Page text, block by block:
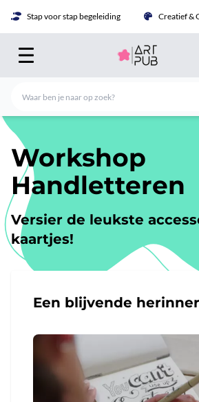
Stap voor stap begeleiding Creatief &
Workshop
Handletteren
Versier de leukste
kaartjes!
Een blijvende